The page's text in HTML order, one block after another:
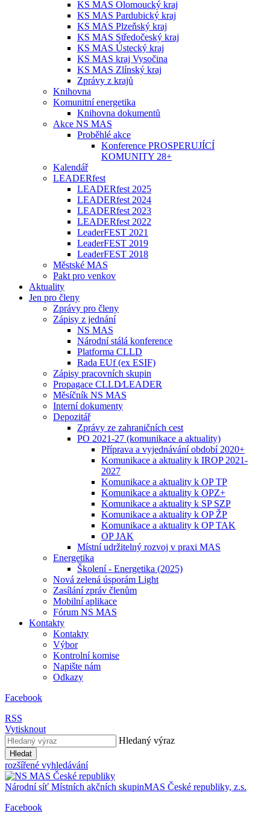
KS MAS Olomoucký kraj
KS MAS Pardubický kraj
KS MAS Plzeňský kraj
KS MAS Středočeský kraj
KS MAS Ústecký kraj
KS MAS kraj Vysočina
KS MAS Zlínský kraj
Zprávy z krajů
Knihovna
Komunitní energetika
Knihovna dokumentů
Akce NS MAS
Proběhlé akce
Konference PROSPERUJÍCÍ
KOMUNITY 28+
Kalendář
LEADERfest
LEADERfest 2025
LEADERfest 2024
LEADERfest 2023
LEADERfest 2022
LeaderFEST 2021
LeaderFEST 2019
LeaderFEST 2018
Městské MAS
Pakt pro venkov
Aktuality
Jen pro členy
Zprávy pro členy
Zápisy z jednání
NS MAS
Národní stálá konference
Platforma CLLD
Rada EUf (ex ESIF)
Zápisy pracovních skupin
Propagace CLLD⁄LEADER
Měsíčník NS MAS
Interní dokumenty
Depozitář
Zprávy ze zahraničních cest
PO 2021-27 (komunikace a aktuality)
Příprava a vyjednávání období 2020+
Komunikace a aktuality k IROP 2021-
2027
Komunikace a aktuality k OP TP
Komunikace a aktuality k OPZ+
Komunikace a aktuality k SP SZP
Komunikace a aktuality k OP ŽP
Komunikace a aktuality k OP TAK
OP JAK
Místní udržitelný rozvoj v praxi MAS
Energetika
Školení - Energetika (2025)
Nová zelená úsporám Light
Zasílání zpráv členům
Mobilní aplikace
Fórum NS MAS
Kontakty
Kontakty
Výbor
Kontrolní komise
Napište nám
Odkazy
Facebook
RSS
Vytisknout
Hledaný výraz
Hledat
rozšířené vyhledávání
Národní síť Místních akčních skupinMAS České republiky, z.s.
Facebook